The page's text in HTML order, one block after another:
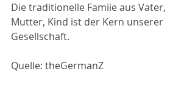
Die traditionelle Famiie aus Vater,
Mutter, Kind ist der Kern unserer
Gesellschaft.
Quelle: theGermanZ